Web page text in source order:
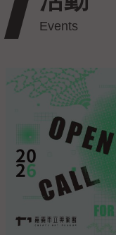
私
權
保
政
策
網
站
開